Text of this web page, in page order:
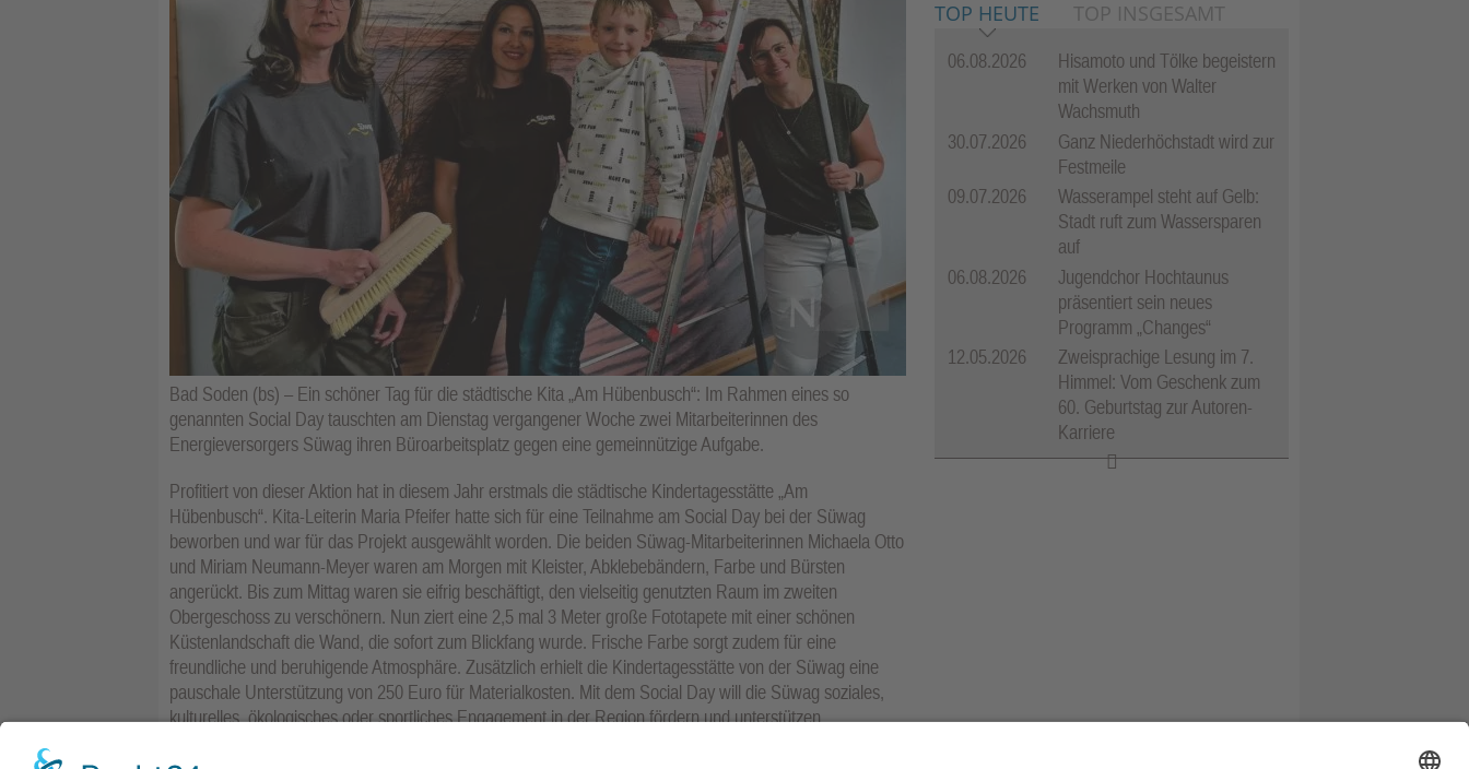
Bad Soden (bs) – Ein schöner Tag für die städtische Kita „Am Hübenbusch“: Im Rahmen eines so
genannten Social Day tauschten am Dienstag vergangener Woche zwei Mitarbeiterinnen des
Energieversorgers Süwag ihren Büroarbeitsplatz gegen eine gemeinnützige Aufgabe.
Profitiert von dieser Aktion hat in diesem Jahr erstmals die städtische Kindertagesstätte „Am
Hübenbusch“. Kita-Leiterin Maria Pfeifer hatte sich für eine Teilnahme am Social Day bei der Süwag
beworben und war für das Projekt ausgewählt worden. Die beiden Süwag-Mitarbeiterinnen Michaela Otto
und Miriam Neumann-Meyer waren am Morgen mit Kleister, Abklebebändern, Farbe und Bürsten
angerückt. Bis zum Mittag waren sie eifrig beschäftigt, den vielseitig genutzten Raum im zweiten
Obergeschoss zu verschönern. Nun ziert eine 2,5 mal 3 Meter große Fototapete mit einer schönen
Küstenlandschaft die Wand, die sofort zum Blickfang wurde. Frische Farbe sorgt zudem für eine
freundliche und beruhigende Atmosphäre. Zusätzlich erhielt die Kindertagesstätte von der Süwag eine
pauschale Unterstützung von 250 Euro für Materialkosten. Mit dem Social Day will die Süwag soziales,
kulturelles, ökologisches oder sportliches Engagement in der Region fördern und unterstützen.
Die Kita-Kinder mit Leiterin Maria Pfeifer (r.) freuen sich über die gelungene Arbeit von Michaela Otto (l.)
TOP HEUTE TOP INSGESAMT
06.08.2026
Hisamoto und Tölke begeistern
mit Werken von Walter
Wachsmuth
30.07.2026
Ganz Niederhöchstadt wird zur
Festmeile
09.07.2026
Wasserampel steht auf Gelb:
Stadt ruft zum Wassersparen
auf
06.08.2026
Jugendchor Hochtaunus
präsentiert sein neues
Programm „Changes“
12.05.2026
Zweisprachige Lesung im 7.
Himmel: Vom Geschenk zum
60. Geburtstag zur Autoren-
Karriere